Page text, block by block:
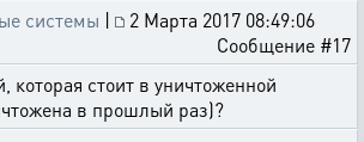
системы |
2 Марта 2017 08:49:06
Сообщение #17
которая стоит в уничтоженной
в прошлый раз)?